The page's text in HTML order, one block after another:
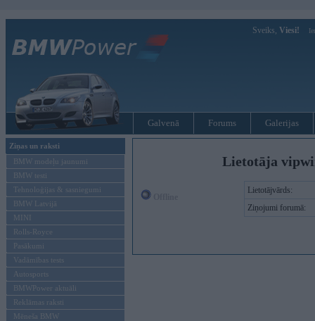
Sveiks, Viesi!
Galvenā Forums Galerijas
Ziņas un raksti
BMW modeļu jaunumi
BMW testi
Tehnoloģijas & sasniegumi
BMW Latvijā
MINI
Rolls-Royce
Pasākumi
Vadāmības tests
Autosports
BMWPower aktuāli
Reklāmas raksti
Mēneša BMW
Lietotāja
Lietotājvārds:
Ziņojumi forumā: